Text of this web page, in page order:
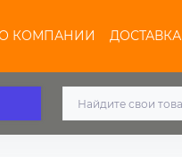
КОМПАНИИ ДОСТАВКА